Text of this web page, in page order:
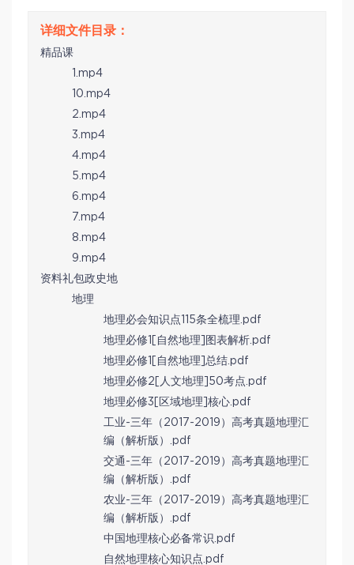
精品课
1.mp4
10.mp4
2.mp4
3.mp4
4.mp4
5.mp4
6.mp4
7.mp4
8.mp4
9.mp4
资料礼包政史地
地理
地理必会知识点115条全梳理.pdf
地理必修1[自然地理]图表解析.pdf
地理必修1[自然地理]总结.pdf
地理必修2[人文地理]50考点.pdf
地理必修3[区域地理]核心.pdf
工业-三年（2017-2019）高考真题地理汇
编（解析版）.pdf
交通-三年（2017-2019）高考真题地理汇
编（解析版）.pdf
农业-三年（2017-2019）高考真题地理汇
编（解析版）.pdf
中国地理核心必备常识.pdf
自然地理核心知识点.pdf